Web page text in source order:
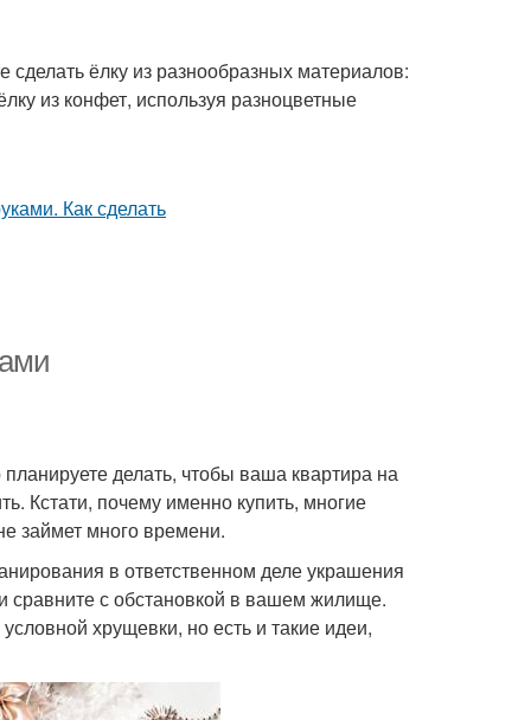
ёлку из разнообразных материалов:
из конфет, используя разноцветные
делать, чтобы ваша квартира на
Кстати, почему именно купить, многие
займет много времени.
в ответственном деле украшения
сравните с обстановкой в вашем жилище.
хрущевки, но есть и такие идеи,